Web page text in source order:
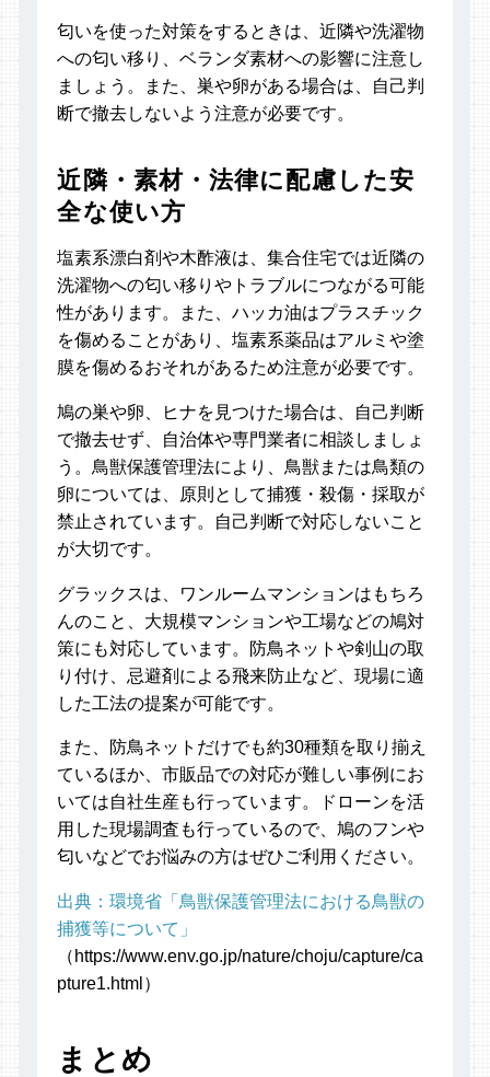
匂いを使った対策をするときは、近隣や洗濯物
への匂い移り、ベランダ素材への影響に注意し
ましょう。また、巣や卵がある場合は、自己判
断で撤去しないよう注意が必要です。
近隣・素材・法律に配慮した安
全な使い方
塩素系漂白剤や木酢液は、集合住宅では近隣の
洗濯物への匂い移りやトラブルにつながる可能
性があります。また、ハッカ油はプラスチック
を傷めることがあり、塩素系薬品はアルミや塗
膜を傷めるおそれがあるため注意が必要です。
鳩の巣や卵、ヒナを見つけた場合は、自己判断
で撤去せず、自治体や専門業者に相談しましょ
う。鳥獣保護管理法により、鳥獣または鳥類の
卵については、原則として捕獲・殺傷・採取が
禁止されています。自己判断で対応しないこと
が大切です。
グラックスは、ワンルームマンションはもちろ
んのこと、大規模マンションや工場などの鳩対
策にも対応しています。防鳥ネットや剣山の取
り付け、忌避剤による飛来防止など、現場に適
した工法の提案が可能です。
また、防鳥ネットだけでも約30種類を取り揃え
ているほか、市販品での対応が難しい事例にお
いては自社生産も行っています。ドローンを活
用した現場調査も行っているので、鳩のフンや
匂いなどでお悩みの方はぜひご利用ください。
出典：環境省「鳥獣保護管理法における鳥獣の
捕獲等について」
（https://www.env.go.jp/nature/choju/capture/ca
pture1.html）
まとめ